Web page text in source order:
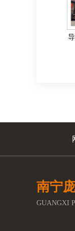
南宁
GUANGXI